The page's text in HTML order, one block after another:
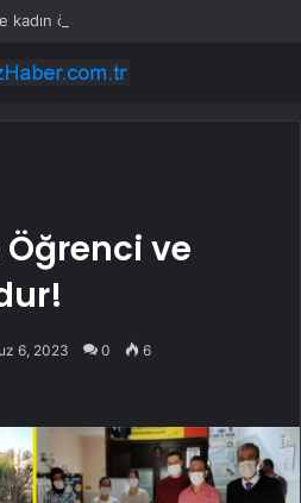
öldü, eşi gözaltında
Öğrenci ve
6, 2023 0 6